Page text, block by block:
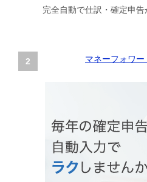
完全自動で仕訳・確定申告
マネーフォワー